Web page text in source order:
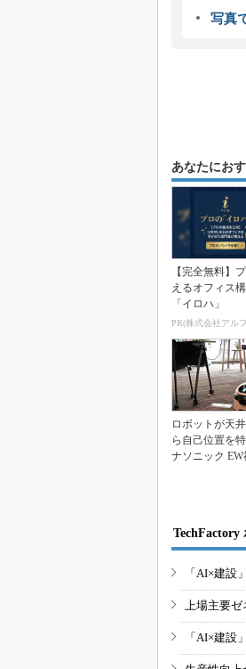
写真
あなたにお
【完全無料】
えるオフィス
「イロハ」
ロボットが天
ら自己位置を
ナソニック EW
TechFactory
「AI×建設
上場主要
「AI×建設